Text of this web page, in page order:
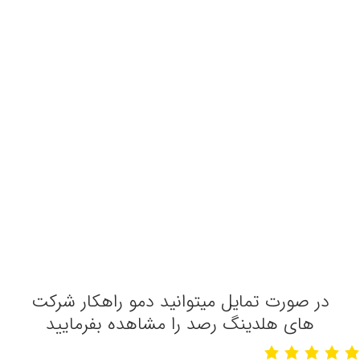
در صورت تمایل میتوانید دمو راهکار شرکت
های هلدینگ رصد را مشاهده بفرمایید